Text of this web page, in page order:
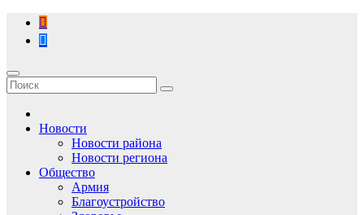
Перейти
содержимому
Новости
Новости района
Новости региона
Общество
Армия
Благоустройство